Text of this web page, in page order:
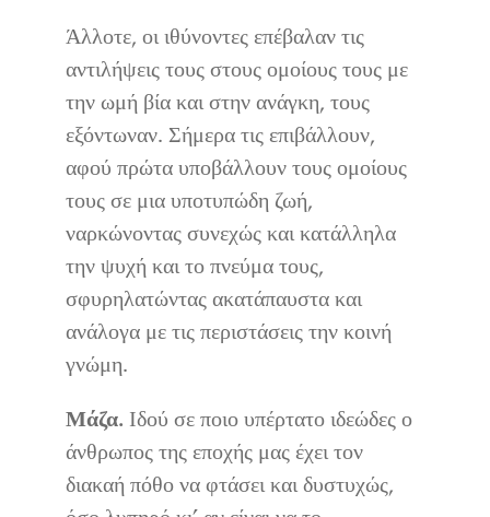
Άλλοτε, οι ιθύνοντες επέβαλαν τις
αντιλήψεις τους στους ομοίους τους με
την ωμή βία και στην ανάγκη, τους
εξόντωναν. Σήμερα τις επιβάλλουν,
αφού πρώτα υποβάλλουν τους ομοίους
τους σε μια υποτυπώδη ζωή,
ναρκώνοντας συνεχώς και κατάλληλα
την ψυχή και το πνεύμα τους,
σφυρηλατώντας ακατάπαυστα και
ανάλογα με τις περιστάσεις την κοινή
γνώμη.
Μάζα. Ιδού σε ποιο υπέρτατο ιδεώδες ο
άνθρωπος της εποχής μας έχει τον
διακαή πόθο να φτάσει και δυστυχώς,